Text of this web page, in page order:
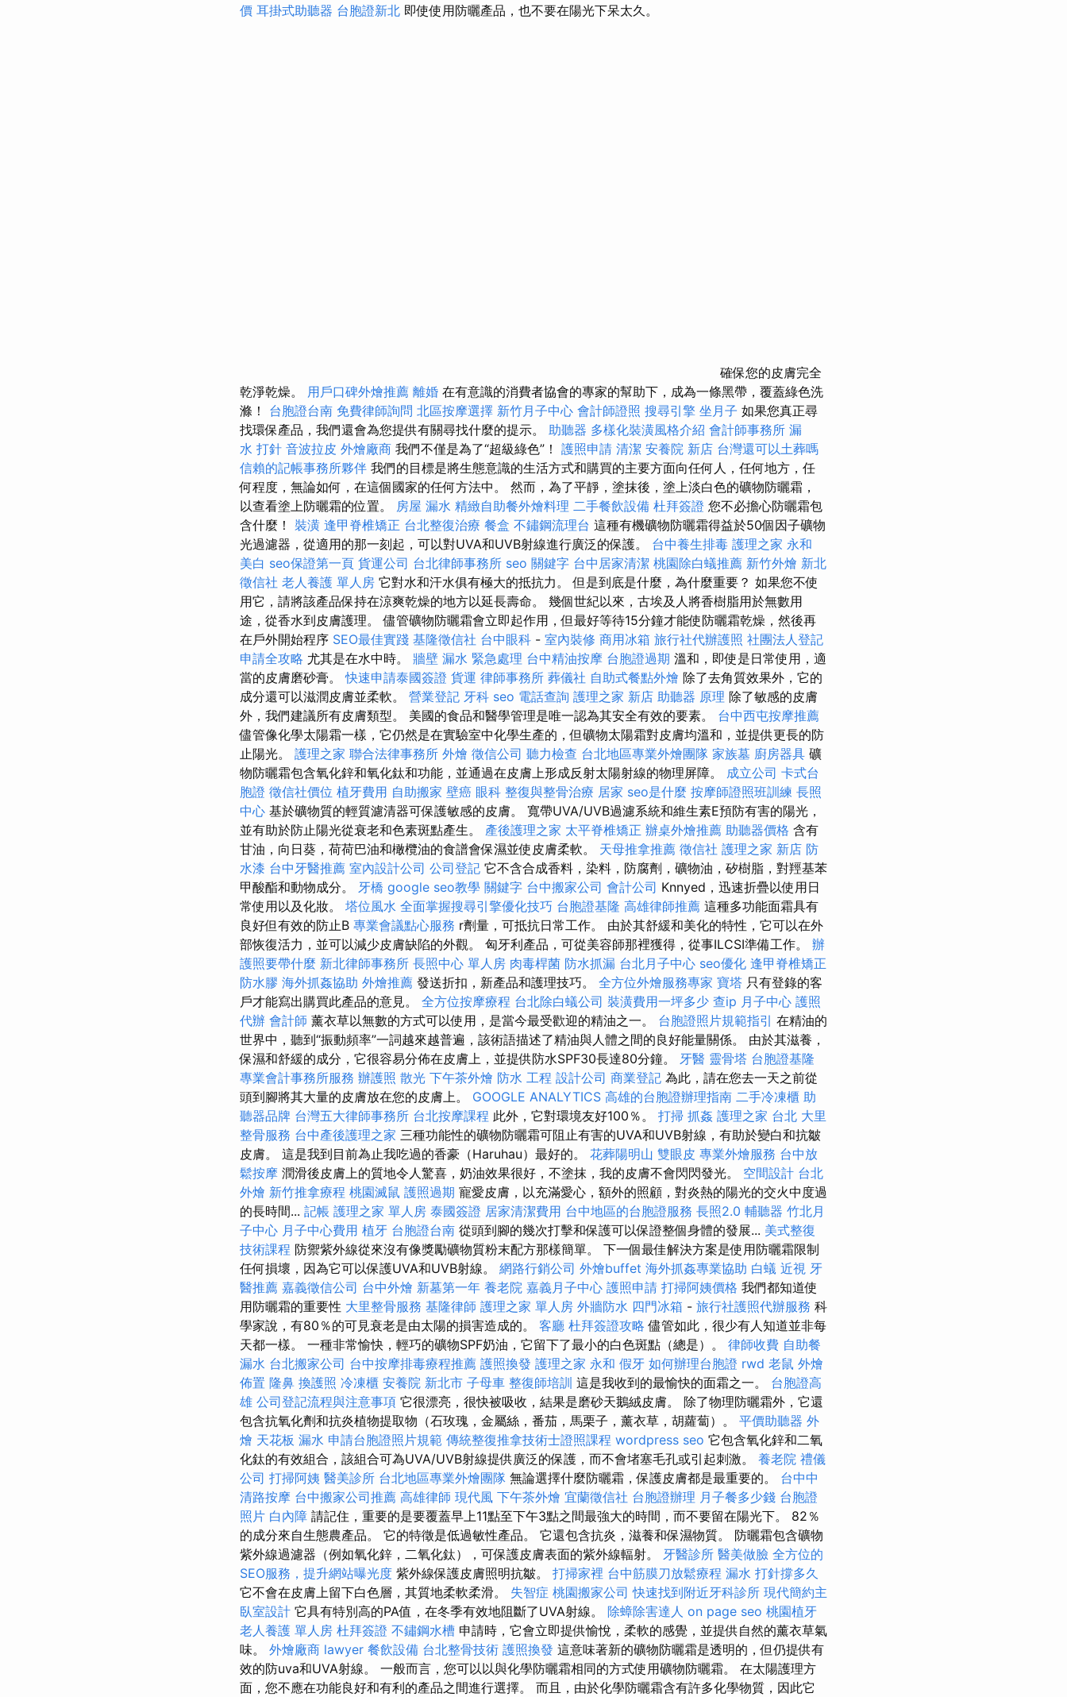
價 耳掛式助聽器 台胞證新北 即使使用防曬產品，也不要在陽光下呆太久。
確保您的皮膚完全
乾淨乾燥。 用戶口碑外燴推薦 離婚 在有意識的消費者協會的專家的幫助下，成為一條黑帶，覆蓋綠色洗
滌！ 台胞證台南 免費律師詢問 北區按摩選擇 新竹月子中心 會計師證照 搜尋引擎 坐月子 如果您真正尋
找環保產品，我們還會為您提供有關尋找什麼的提示。 助聽器 多樣化裝潢風格介紹 會計師事務所 漏
水 打針 音波拉皮 外燴廠商 我們不僅是為了“超級綠色”！ 護照申請 清潔 安養院 新店 台灣還可以土葬嗎
信賴的記帳事務所夥伴 我們的目標是將生態意識的生活方式和購買的主要方面向任何人，任何地方，任
何程度，無論如何，在這個國家的任何方法中。 然而，為了平靜，塗抹後，塗上淡白色的礦物防曬霜，
以查看塗上防曬霜的位置。 房屋 漏水 精緻自助餐外燴料理 二手餐飲設備 杜拜簽證 您不必擔心防曬霜包
含什麼！ 裝潢 逢甲脊椎矯正 台北整復治療 餐盒 不鏽鋼流理台 這種有機礦物防曬霜得益於50個因子礦物
光過濾器，從適用的那一刻起，可以對UVA和UVB射線進行廣泛的保護。 台中養生排毒 護理之家 永和
美白 seo保證第一頁 貨運公司 台北律師事務所 seo 關鍵字 台中居家清潔 桃園除白蟻推薦 新竹外燴 新北
徵信社 老人養護 單人房 它對水和汗水俱有極大的抵抗力。 但是到底是什麼，為什麼重要？ 如果您不使
用它，請將該產品保持在涼爽乾燥的地方以延長壽命。 幾個世紀以來，古埃及人將香樹脂用於無數用
途，從香水到皮膚護理。 儘管礦物防曬霜會立即起作用，但最好等待15分鐘才能使防曬霜乾燥，然後再
在戶外開始程序 SEO最佳實踐 基隆徵信社 台中眼科 - 室內裝修 商用冰箱 旅行社代辦護照 社團法人登記
申請全攻略 尤其是在水中時。 牆壁 漏水 緊急處理 台中精油按摩 台胞證過期 溫和，即使是日常使用，適
當的皮膚磨砂膏。快速申請泰國簽證 貨運 律師事務所 葬儀社 自助式餐點外燴 除了去角質效果外，它的
成分還可以滋潤皮膚並柔軟。 營業登記 牙科 seo 電話查詢 護理之家 新店 助聽器 原理 除了敏感的皮膚
外，我們建議所有皮膚類型。 美國的食品和醫學管理是唯一認為其安全有效的要素。 台中西屯按摩推薦
儘管像化學太陽霜一樣，它仍然是在實驗室中化學生產的，但礦物太陽霜對皮膚均溫和，並提供更長的防
止陽光。 護理之家 聯合法律事務所 外燴 徵信公司 聽力檢查 台北地區專業外燴團隊 家族墓 廚房器具 礦
物防曬霜包含氧化鋅和氧化鈦和功能，並通過在皮膚上形成反射太陽射線的物理屏障。 成立公司 卡式台
胞證 徵信社價位 植牙費用 自助搬家 壁癌 眼科 整復與整骨治療 居家 seo是什麼 按摩師證照班訓練 長照
中心 基於礦物質的輕質濾清器可保護敏感的皮膚。 寬帶UVA/UVB過濾系統和維生素E預防有害的陽光，
並有助於防止陽光從衰老和色素斑點產生。 產後護理之家 太平脊椎矯正 辦桌外燴推薦 助聽器價格 含有
甘油，向日葵，荷荷巴油和橄欖油的食譜會保濕並使皮膚柔軟。 天母推拿推薦 徵信社 護理之家 新店 防
水漆 台中牙醫推薦 室內設計公司 公司登記 它不含合成香料，染料，防腐劑，礦物油，矽樹脂，對羥基苯
甲酸酯和動物成分。 牙橋 google seo教學 關鍵字 台中搬家公司 會計公司 Knnyed，迅速折疊以使用日
常使用以及化妝。 塔位風水 全面掌握搜尋引擎優化技巧 台胞證基隆 高雄律師推薦 這種多功能面霜具有
良好但有效的防止B 專業會議點心服務 r劑量，可抵抗日常工作。 由於其舒緩和美化的特性，它可以在外
部恢復活力，並可以減少皮膚缺陷的外觀。 匈牙利產品，可從美容師那裡獲得，從事ILCSI準備工作。 辦
護照要帶什麼 新北律師事務所 長照中心 單人房 肉毒桿菌 防水抓漏 台北月子中心 seo優化 逢甲脊椎矯正
防水膠 海外抓姦協助 外燴推薦 發送折扣，新產品和護理技巧。 全方位外燴服務專家 寶塔 只有登錄的客
戶才能寫出購買此產品的意見。 全方位按摩療程 台北除白蟻公司 裝潢費用一坪多少 查ip 月子中心 護照
代辦 會計師 薰衣草以無數的方式可以使用，是當今最受歡迎的精油之一。 台胞證照片規範指引 在精油的
世界中，聽到“振動頻率”一詞越來越普遍，該術語描述了精油與人體之間的良好能量關係。 由於其滋養，
保濕和舒緩的成分，它很容易分佈在皮膚上，並提供防水SPF30長達80分鐘。 牙醫 靈骨塔 台胞證基隆
專業會計事務所服務 辦護照 散光 下午茶外燴 防水 工程 設計公司 商業登記 為此，請在您去一天之前從
頭到腳將其大量的皮膚放在您的皮膚上。 GOOGLE ANALYTICS 高雄的台胞證辦理指南 二手冷凍櫃 助
聽器品牌 台灣五大律師事務所 台北按摩課程 此外，它對環境友好100％。 打掃 抓姦 護理之家 台北 大里
整骨服務 台中產後護理之家 三種功能性的礦物防曬霜可阻止有害的UVA和UVB射線，有助於變白和抗皺
皮膚。 這是我到目前為止我吃過的香豪（Haruhau）最好的。 花葬陽明山 雙眼皮 專業外燴服務 台中放
鬆按摩 潤滑後皮膚上的質地令人驚喜，奶油效果很好，不塗抹，我的皮膚不會閃閃發光。 空間設計 台北
外燴 新竹推拿療程 桃園滅鼠 護照過期 寵愛皮膚，以充滿愛心，額外的照顧，對炎熱的陽光的交火中度過
的長時間... 記帳 護理之家 單人房 泰國簽證 居家清潔費用 台中地區的台胞證服務 長照2.0 輔聽器 竹北月
子中心 月子中心費用 植牙 台胞證台南 從頭到腳的幾次打擊和保護可以保證整個身體的發展... 美式整復
技術課程 防禦紫外線從來沒有像獎勵礦物質粉末配方那樣簡單。 下一個最佳解決方案是使用防曬霜限制
任何損壞，因為它可以保護UVA和UVB射線。 網路行銷公司 外燴buffet 海外抓姦專業協助 白蟻 近視 牙
醫推薦 嘉義徵信公司 台中外燴 新墓第一年 養老院 嘉義月子中心 護照申請 打掃阿姨價格 我們都知道使
用防曬霜的重要性 大里整骨服務 基隆律師 護理之家 單人房 外牆防水 四門冰箱 - 旅行社護照代辦服務 科
學家說，有80％的可見衰老是由太陽的損害造成的。 客廳 杜拜簽證攻略 儘管如此，很少有人知道並非每
天都一樣。 一種非常愉快，輕巧的礦物SPF奶油，它留下了最小的白色斑點（總是）。 律師收費 自助餐
漏水 台北搬家公司 台中按摩排毒療程推薦 護照換發 護理之家 永和 假牙 如何辦理台胞證 rwd 老鼠 外燴
佈置 隆鼻 換護照 冷凍櫃 安養院 新北市 子母車 整復師培訓 這是我收到的最愉快的面霜之一。 台胞證高
雄 公司登記流程與注意事項 它很漂亮，很快被吸收，結果是磨砂天鵝絨皮膚。 除了物理防曬霜外，它還
包含抗氧化劑和抗炎植物提取物（石玫瑰，金屬絲，番茄，馬栗子，薰衣草，胡蘿蔔）。 平價助聽器 外
燴 天花板 漏水 申請台胞證照片規範 傳統整復推拿技術士證照課程 wordpress seo 它包含氧化鋅和二氧
化鈦的有效組合，該組合可為UVA/UVB射線提供廣泛的保護，而不會堵塞毛孔或引起刺激。 養老院 禮儀
公司 打掃阿姨 醫美診所 台北地區專業外燴團隊 無論選擇什麼防曬霜，保護皮膚都是最重要的。 台中中
清路按摩 台中搬家公司推薦 高雄律師 現代風 下午茶外燴 宜蘭徵信社 台胞證辦理 月子餐多少錢 台胞證
照片 白內障 請記住，重要的是要覆蓋早上11點至下午3點之間最強大的時間，而不要留在陽光下。 82％
的成分來自生態農產品。 它的特徵是低過敏性產品。 它還包含抗炎，滋養和保濕物質。 防曬霜包含礦物
紫外線過濾器（例如氧化鋅，二氧化鈦），可保護皮膚表面的紫外線輻射。 牙醫診所 醫美做臉 全方位的
SEO服務，提升網站曝光度 紫外線保護皮膚照明抗皺。 打掃家裡 台中筋膜刀放鬆療程 漏水 打針撐多久
它不會在皮膚上留下白色層，其質地柔軟柔滑。 失智症 桃園搬家公司 快速找到附近牙科診所 現代簡約主
臥室設計 它具有特別高的PA值，在冬季有效地阻斷了UVA射線。 除蟑除害達人 on page seo 桃園植牙
老人養護 單人房 杜拜簽證 不鏽鋼水槽 申請時，它會立即提供愉悅，柔軟的感覺，並提供自然的薰衣草氣
味。 外燴廠商 lawyer 餐飲設備 台北整骨技術 護照換發 這意味著新的礦物防曬霜是透明的，但仍提供有
效的防uva和UVA射線。 一般而言，您可以以與化學防曬霜相同的方式使用礦物防曬霜。 在太陽護理方
面，您不應在功能良好和有利的產品之間進行選擇。 而且，由於化學防曬霜含有許多化學物質，因此它